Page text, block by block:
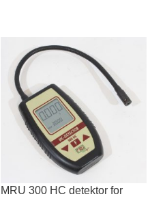
MRU 300 HC detektor for